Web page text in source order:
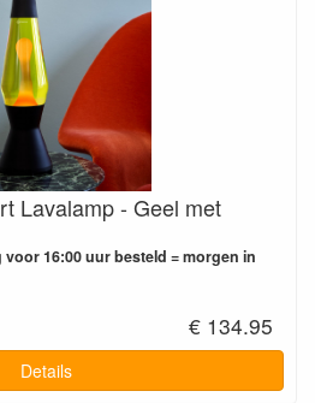
Lavalamp - Geel met
voor 16:00 uur besteld = morgen in
€ 134.95
Details